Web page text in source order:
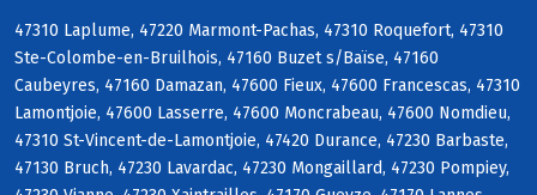
47310 Laplume, 47220 Marmont-Pachas, 47310 Roquefort, 47310
Ste-Colombe-en-Bruilhois, 47160 Buzet s/Baïse, 47160
Caubeyres, 47160 Damazan, 47600 Fieux, 47600 Francescas, 47310
Lamontjoie, 47600 Lasserre, 47600 Moncrabeau, 47600 Nomdieu,
47310 St-Vincent-de-Lamontjoie, 47420 Durance, 47230 Barbaste,
47130 Bruch, 47230 Lavardac, 47230 Mongaillard, 47230 Pompiey,